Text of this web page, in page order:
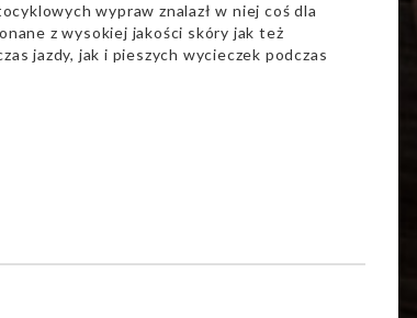
wypraw znalazł w niej coś dla
z wysokiej jakości skóry jak też
jazdy, jak i pieszych wycieczek podczas